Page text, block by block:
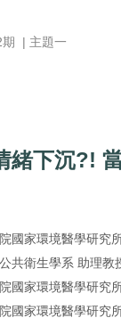
期 | 主題一
緒下沉?!
國家環境醫學研究
共衛生學系 助理教
國家環境醫學研究
國家環境醫學研究